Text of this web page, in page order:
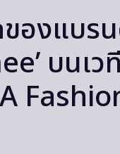
องแบร
บนเว